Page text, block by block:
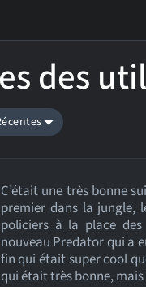
des
C’était une très bonne
premier dans la jungle,
policiers à la place
nouveau Predator qui a
fin qui était super cool
qui était très bonne,